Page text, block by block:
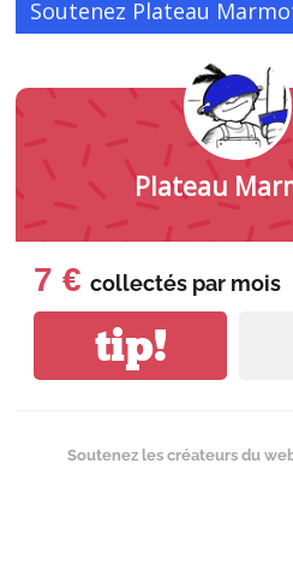
Soutenez Plateau
Plateau
7 € collectés par mois
tip!
Soutenez les créateurs du